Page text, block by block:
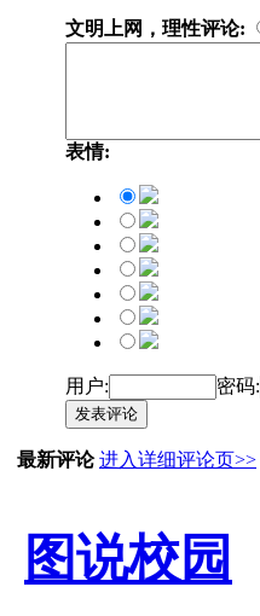
文明上网，理性评论:
表情:
用户: 密码:
发表评论
最新评论 进入详细评论页>>
图说校园